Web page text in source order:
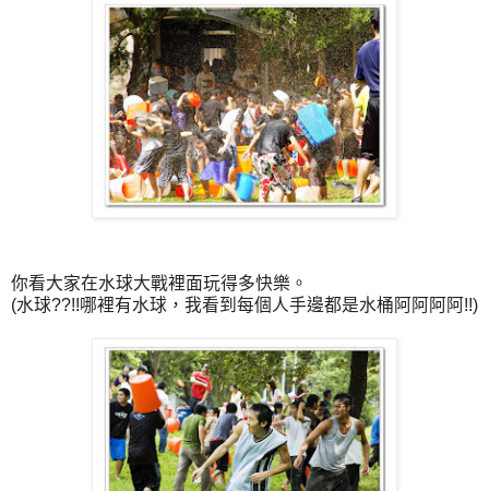
你看大家在水球大戰裡面玩得多快樂。
(水球??!!哪裡有水球，我看到每個人手邊都是水桶阿阿阿阿!!)